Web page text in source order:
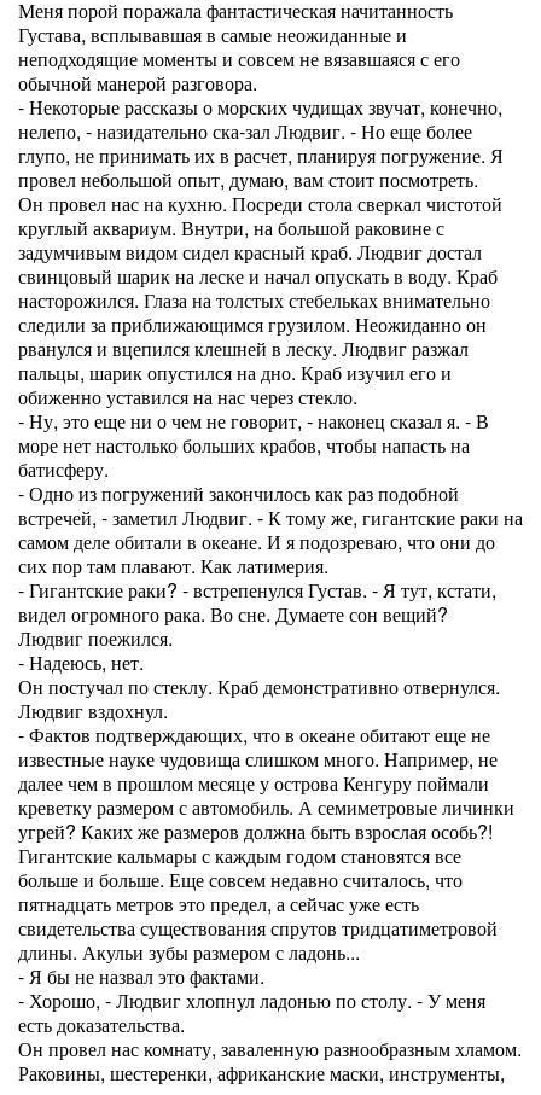
Меня порой поражала фантастическая начитанность
Густава, всплывавшая в самые неожиданные и
неподходящие моменты и совсем не вязавшаяся с его
обычной манерой разговора.
- Некоторые рассказы о морских чудищах звучат, конечно,
нелепо, - назидательно ска-зал Людвиг. - Но еще более
глупо, не принимать их в расчет, планируя погружение. Я
провел небольшой опыт, думаю, вам стоит посмотреть.
Он провел нас на кухню. Посреди стола сверкал чистотой
круглый аквариум. Внутри, на большой раковине с
задумчивым видом сидел красный краб. Людвиг достал
свинцовый шарик на леске и начал опускать в воду. Краб
насторожился. Глаза на толстых стебельках внимательно
следили за приближающимся грузилом. Неожиданно он
рванулся и вцепился клешней в леску. Людвиг разжал
пальцы, шарик опустился на дно. Краб изучил его и
обиженно уставился на нас через стекло.
- Ну, это еще ни о чем не говорит, - наконец сказал я. - В
море нет настолько больших крабов, чтобы напасть на
батисферу.
- Одно из погружений закончилось как раз подобной
встречей, - заметил Людвиг. - К тому же, гигантские раки на
самом деле обитали в океане. И я подозреваю, что они до
сих пор там плавают. Как латимерия.
- Гигантские раки? - встрепенулся Густав. - Я тут, кстати,
видел огромного рака. Во сне. Думаете сон вещий?
Людвиг поежился.
- Надеюсь, нет.
Он постучал по стеклу. Краб демонстративно отвернулся.
Людвиг вздохнул.
- Фактов подтверждающих, что в океане обитают еще не
известные науке чудовища слишком много. Например, не
далее чем в прошлом месяце у острова Кенгуру поймали
креветку размером с автомобиль. А семиметровые личинки
угрей? Каких же размеров должна быть взрослая особь?!
Гигантские кальмары с каждым годом становятся все
больше и больше. Еще совсем недавно считалось, что
пятнадцать метров это предел, а сейчас уже есть
свидетельства существования спрутов тридцатиметровой
длины. Акульи зубы размером с ладонь...
- Я бы не назвал это фактами.
- Хорошо, - Людвиг хлопнул ладонью по столу. - У меня
есть доказательства.
Он провел нас комнату, заваленную разнообразным хламом.
Раковины, шестеренки, африканские маски, инструменты,